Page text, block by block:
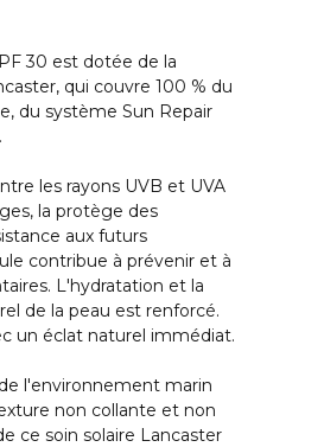
30 est dotée de la
qui couvre 100 % du
du système Sun Repair
les rayons UVB et UVA
la protège des
aux futurs
contribue à prévenir et à
L'hydratation et la
de la peau est renforcé.
un éclat naturel immédiat.
l'environnement marin
non collante et non
ce soin solaire Lancaster